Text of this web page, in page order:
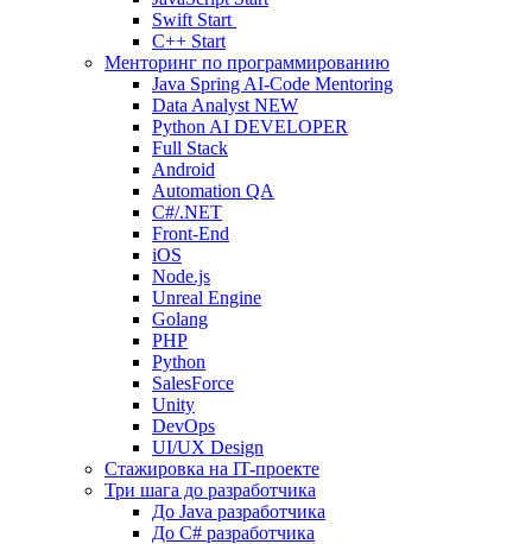
Swift Start
C++ Start
Менторинг по программированию
Java Spring AI-Code Mentoring
Data Analyst NEW
Python AI DEVELOPER
Full Stack
Android
Automation QA
C#/.NET
Front-End
iOS
Node.js
Unreal Engine
Golang
PHP
Python
SalesForce
Unity
DevOps
UI/UX Design
Стажировка на IT-проекте
Три шага до разработчика
До Java разработчика
До C# разработчика